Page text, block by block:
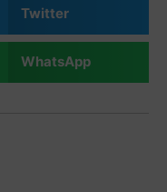
Twitter
WhatsApp